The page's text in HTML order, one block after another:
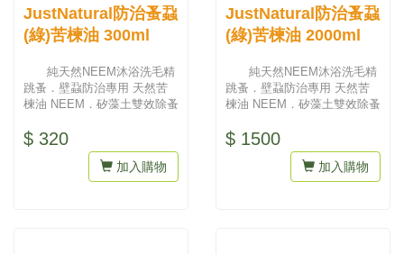
JustNatural防治蚤蝨
(綠)苦楝油 300ml
純天然NEEM沐浴洗毛精
跳蚤．壁蝨防治專用 天然苦
楝油 NEEM．矽藻土雙效除蚤
$ 320
加入購物
JustNatural防治蚤蝨
(綠)苦楝油 2000ml
純天然NEEM沐浴洗毛精
跳蚤．壁蝨防治專用 天然苦
楝油 NEEM．矽藻土雙效除蚤
$ 1500
加入購物